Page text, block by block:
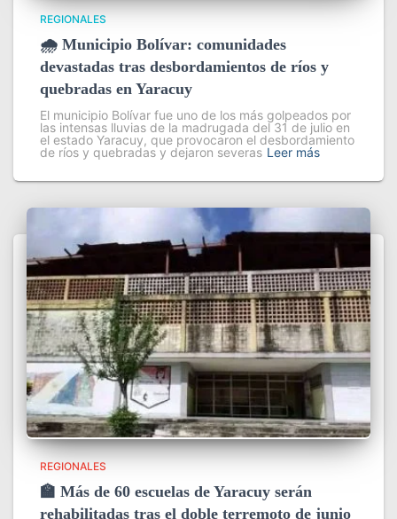
REGIONALES
🌧️ Municipio Bolívar: comunidades
devastadas tras desbordamientos de ríos y
quebradas en Yaracuy
El municipio Bolívar fue uno de los más golpeados por
las intensas lluvias de la madrugada del 31 de julio en
el estado Yaracuy, que provocaron el desbordamiento
de ríos y quebradas y dejaron severas Leer más
REGIONALES
🏫 Más de 60 escuelas de Yaracuy serán
rehabilitadas tras el doble terremoto de junio